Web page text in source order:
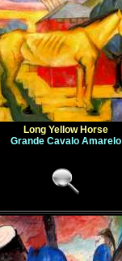
Long Yellow Horse
Grande Cavalo Amarelo